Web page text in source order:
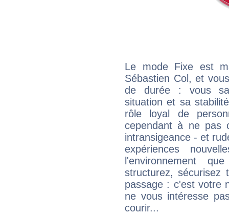
Le mode Fixe est
Sébastien Col, et
de durée : vous
situation et sa
rôle loyal de
cependant à ne pas
intransigeance - et
expériences
l'environnement
structurez, sécurisez
passage : c'est votre
ne vous intéresse
courir...